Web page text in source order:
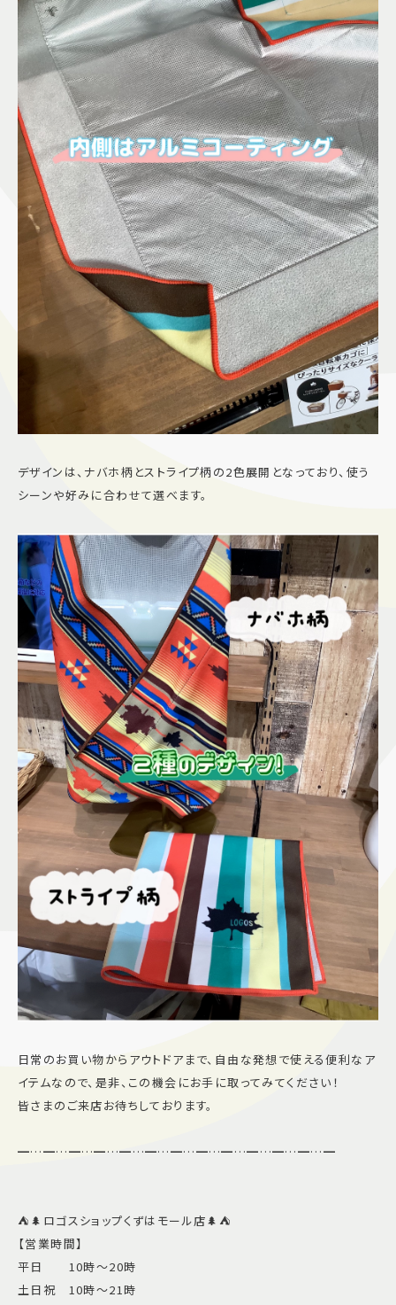
デザインは、ナバホ柄とストライプ柄の2色展開となっており、使う
シーンや好みに合わせて選べます。
日常のお買い物からアウトドアまで、自由な発想で使える便利なア
イテムなので、是非、この機会にお手に取ってみてください！
皆さまのご来店お待ちしております。
━…━…━…━…━…━…━…━…━…━…━…━…━
⛺️🌲ロゴスショップくずはモール店🌲⛺️
【営業時間】
平日 10時〜20時
土日祝 10時〜21時